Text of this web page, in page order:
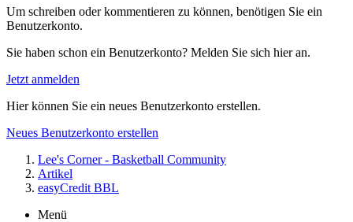
Um schreiben oder kommentieren zu können, benötigen Sie ein
Benutzerkonto.
Sie haben schon ein Benutzerkonto? Melden Sie sich hier an.
Jetzt anmelden
Hier können Sie ein neues Benutzerkonto erstellen.
Neues Benutzerkonto erstellen
Lee's Corner - Basketball Community
Artikel
easyCredit BBL
Menü